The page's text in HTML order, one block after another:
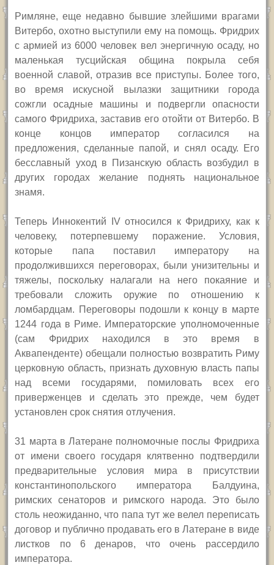
Римляне, еще недавно бывшие злейшими врагами
Витербо, охотно выступили ему на помощь. Фридрих
с армией из 6000 человек вел энергичную осаду, но
маленькая тусцийская община покрыла себя
военной славой, отразив все приступы. Более того,
во время искусной вылазки защитники города
сожгли осадные машины и подвергли опасности
самого Фридриха, заставив его отойти от Витербо. В
конце концов император согласился на
предложения, сделанные папой, и снял осаду. Его
бесславный уход в Пизанскую область возбудил в
других городах желание поднять национальное
знамя.
Теперь Иннокентий IVотносился к Фридриху, как к
человеку, потерпевшему поражение. Условия,
которые папа поставил императору на
продолжившихся переговорах, были унизительны и
тяжелы, поскольку налагали на него покаяние и
требовали сложить оружие по отношению к
ломбардцам. Переговоры подошли к концу в марте
1244 года в Риме. Императорские уполномоченные
(сам Фридрих находился в это время в
Аквапенденте) обещали полностью возвратить Риму
церковную область, признать духовную власть папы
над всеми государями, помиловать всех его
приверженцев и сделать это прежде, чем будет
установлен срок снятия отлучения.
31 марта в Латеране полномочные послы Фридриха
от имени своего государя клятвенно подтвердили
предварительные условия мира в присутствии
константинопольского императора Балдуина,
римских сенаторов и римского народа. Это было
столь неожиданно, что папа тут же велел переписать
договор и публично продавать его в Латеране в виде
листков по 6 денаров, что очень рассердило
императора.